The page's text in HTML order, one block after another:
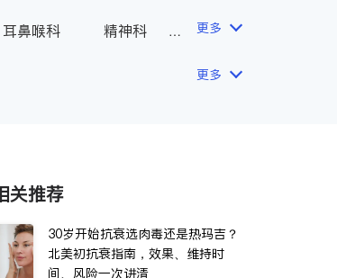
耳鼻喉科
精神科
更多
更多
关推荐
30岁开始抗衰选肉毒还是热玛吉？
北美初抗衰指南，效果、维持时
间、风险一次讲清